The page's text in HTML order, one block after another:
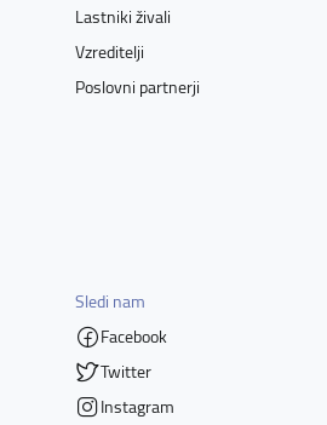
Lastniki živali
Vzreditelji
Poslovni partnerji
Sledi nam
Facebook
Twitter
Instagram